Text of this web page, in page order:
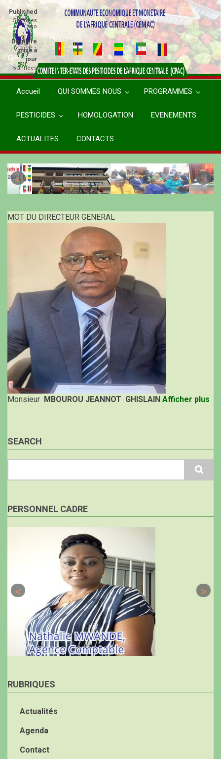
Aller
contenu
principal
Accueil QUI SOMMES NOUS PROGRAMMES
PESTICIDES HOMOLOGATION EVENEMENTS
ACTUALITES CONTACTS
MOT DU DIRECTEUR GENERAL
Monsieur MBOUROU JEANNOT GHISLAIN Afficher plus
SEARCH
PERSONNEL CADRE
RUBRIQUES
Actualités
Agenda
Contact
Published
5 années
ago
Dernière
mise à
jour
5 années
ago